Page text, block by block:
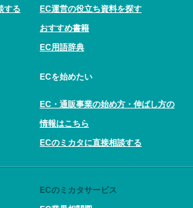
する
EC運営の役立ち資料を探す
おすすめ書籍
EC用語辞典
ECを始めたい
EC・通販事業の始め方・伸ばし方の
情報はこちら
ECのミカタに直接相談する
ECのミカタサービス